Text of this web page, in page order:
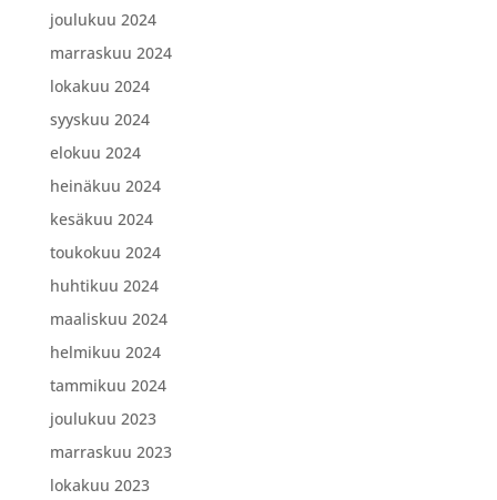
joulukuu 2024
marraskuu 2024
lokakuu 2024
syyskuu 2024
elokuu 2024
heinäkuu 2024
kesäkuu 2024
toukokuu 2024
huhtikuu 2024
maaliskuu 2024
helmikuu 2024
tammikuu 2024
joulukuu 2023
marraskuu 2023
lokakuu 2023